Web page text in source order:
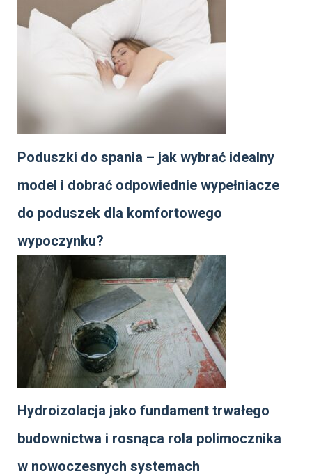
Poduszki do spania – jak wybrać idealny
model i dobrać odpowiednie wypełniacze
do poduszek dla komfortowego
wypoczynku?
Hydroizolacja jako fundament trwałego
budownictwa i rosnąca rola polimocznika
w nowoczesnych systemach